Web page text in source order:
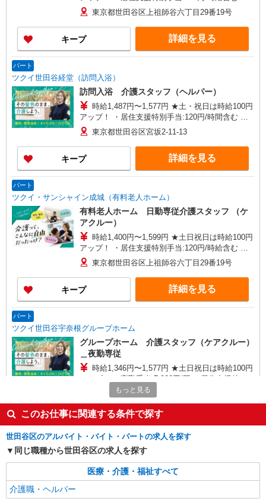
給与幅は資格・経験等による
東京都世田谷区上祖師谷六丁目29番19号
キープ 詳細を見る
パート
ツクイ世田谷経堂（訪問入浴）
訪問入浴 介護スタッフ（ヘルパー）
時給1,487円〜1,577円 ★土・祝日は時給100円
アップ！ ・居住支援特別手当:120円/時間含む ※
給与幅は資格・経験等による
東京都世田谷区宮坂2-11-13
キープ 詳細を見る
パート
ツクイ・サンシャイン成城（有料老人ホーム）
有料老人ホーム 日勤専従介護スタッフ （ケ
アクルー）
時給1,400円〜1,599円 ★土日祝日は時給100円
アップ！ ・居住支援特別手当:120円/時給含む ※
給与幅は資格・経験等による
東京都世田谷区上祖師谷六丁目29番19号
キープ 詳細を見る
パート
ツクイ世田谷宇奈根グループホーム
グループホーム 介護スタッフ（ケアクルー）
＿夜勤専従
時給1,346円〜1,577円 ★土日祝日は時給100円
アップ！ ・夜勤手当:7,000円/回 ・居住支援特別
手当:120円/時間含む ※給与幅は資格・経験等によ
東京都世田谷区宇奈根2-15-18
キープ
パート
訪問介護 ホームヘルパー
アップ！ ・身体介護手当:500円/時間 ・早朝夜間
もっと見る
このお仕事に関連する条件で探す
世田谷区のアルバイト・バイト・パートの求人を探す
同じ職種から世田谷区の求人を探す
医療・介護・福祉すべて
介護職・ヘルパー